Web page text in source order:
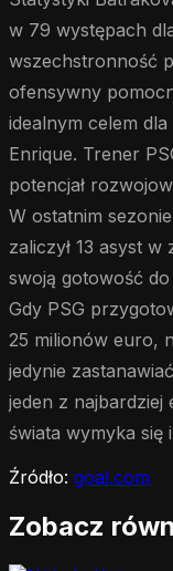
w 79 występach
wszechstronność
ofensywny
idealnym celem
Enrique. Trener
potencjał
W ostatnim
zaliczył 13 asyst
swoją gotowość do
Gdy PSG
25 milionów euro,
jedynie
jeden z najbardziej
świata wymyka się
Źródło: goal.com
Zobacz